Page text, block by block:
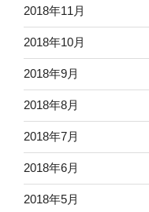
2018年11月
2018年10月
2018年9月
2018年8月
2018年7月
2018年6月
2018年5月